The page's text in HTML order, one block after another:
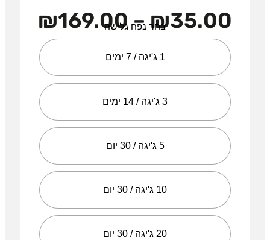
₪35.00
–
₪169.00בחר נפח גלישה
1 ג'יגה / 7 ימים
3 ג'יגה / 14 ימים
5 ג'יגה / 30 יום
10 ג'יגה / 30 יום
20 ג'יגה / 30 יום